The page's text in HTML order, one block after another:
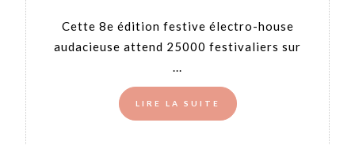
Cette 8e édition festive électro-house
audacieuse attend 25000 festivaliers sur
...
LIRE LA SUITE